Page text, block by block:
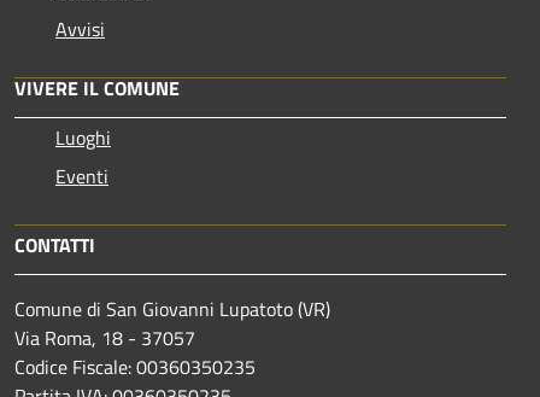
Avvisi
VIVERE IL COMUNE
Luoghi
Eventi
CONTATTI
Comune di San Giovanni Lupatoto (VR)
Via Roma, 18 - 37057
Codice Fiscale: 00360350235